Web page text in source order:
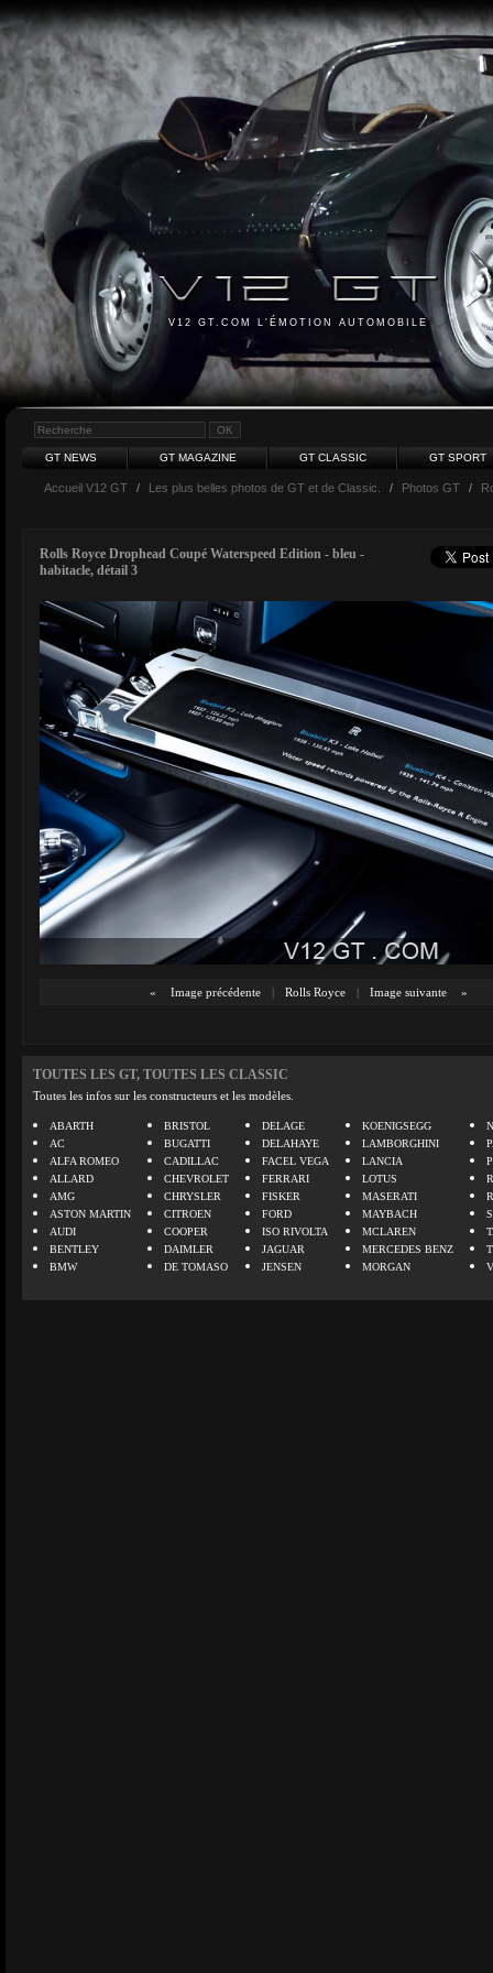
V12 GT.COM L'ÉMOTION AUTOMOBILE
GT NEWS GT MAGAZINE GT CLASSIC GT SPORT
Accueil V12 GT / Les plus belles photos de GT et de Classic. / Photos GT /
Rolls Royce Drophead Coupé Waterspeed Edition - bleu -
habitacle, détail 3
« Image précédente | Rolls Royce | Image suivante »
TOUTES LES GT, TOUTES LES CLASSIC
Toutes les infos sur les constructeurs et les modèles.
ABARTH
AC
ALFA ROMEO
ALLARD
AMG
ASTON MARTIN
AUDI
BENTLEY
BMW
BRISTOL
BUGATTI
CADILLAC
CHEVROLET
CHRYSLER
CITROEN
COOPER
DAIMLER
DE TOMASO
DELAGE
DELAHAYE
FACEL VEGA
FERRARI
FISKER
FORD
ISO RIVOLTA
JAGUAR
JENSEN
KOENIGSEGG
LAMBORGHINI
LANCIA
LOTUS
MASERATI
MAYBACH
MCLAREN
MERCEDES BENZ
MORGAN